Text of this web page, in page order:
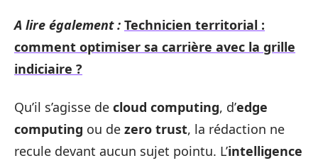
A lire également : Technicien territorial :
comment optimiser sa carrière avec la grille
indiciaire ?
Qu’il s’agisse de cloud computing, d’edge
computing ou de zero trust, la rédaction ne
recule devant aucun sujet pointu. L’intelligence